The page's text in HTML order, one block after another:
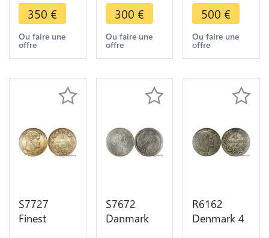
Christian
VIII 1842 K
FF PCGS
MS64
350 €
Ou faire une
offre
16 Skilling
Rigsmont
1858 FK-VS
PCGS MS65
300 €
Ou faire une
offre
Rigsbankskilling
1836 IFF
PCGS MS65
500 €
Ou faire une
offre
S7727
Finest
S7672
Danmark
R6162
Denmark 4